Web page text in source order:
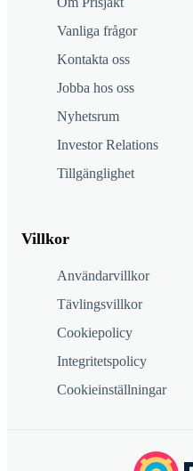
Vanliga frågor
Kontakta oss
Jobba hos oss
Nyhetsrum
Investor Relations
Tillgänglighet
Villkor
Användarvillkor
Tävlingsvillkor
Cookiepolicy
Integritetspolicy
Cookieinställningar